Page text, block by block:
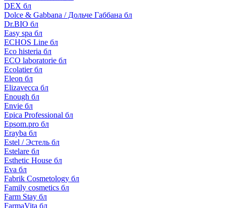
DEX бл
Dolce & Gabbana / Дольче Габбана бл
Dr.BIO бл
Easy spa бл
ECHOS Line бл
Eco histeria бл
ECO laboratorie бл
Ecolatier бл
Eleon бл
Elizavecca бл
Enough бл
Envie бл
Epica Professional бл
Epsom.pro бл
Erayba бл
Estel / Эстель бл
Estelare бл
Esthetic House бл
Eva бл
Fabrik Cosmetology бл
Family cosmetics бл
Farm Stay бл
FarmaVita бл